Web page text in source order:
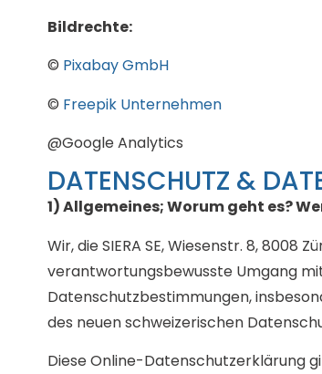
Bildrechte:
© Pixabay GmbH
© Freepik Unternehmen
@Google Analytics
DATENSCHUTZ &
1) Allgemeines; Worum geht es?
Wir, die SIERA SE, Wiesenstr. 8, 8008
verantwortungsbewusste Umgang
Datenschutzbestimmungen,
des neuen schweizerischen
Diese Online-Datenschutzerklärung